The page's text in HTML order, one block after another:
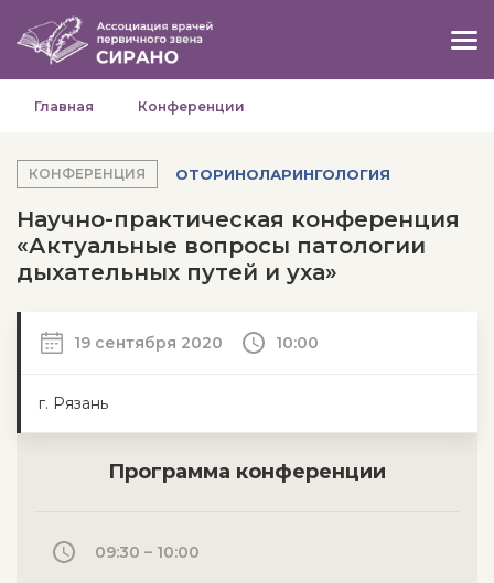
Главная Конференции
КОНФЕРЕНЦИЯ ОТОРИНОЛАРИНГОЛОГИЯ
Научно-практическая конференция
«Актуальные вопросы патологии
дыхательных путей и уха»
19 сентября 2020 10:00
г. Рязань
Программа конференции
09:30 – 10:00